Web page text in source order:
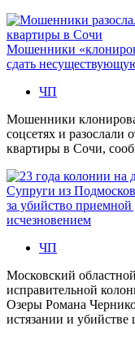
Мошенники
сдать
ЧП
Мошенники
соцсетях и разослали
квартиры в Сочи,
Супруги из
за убийство приемной
исчезновением
ЧП
Московский
исправительной
Озеры Романа
истязании и